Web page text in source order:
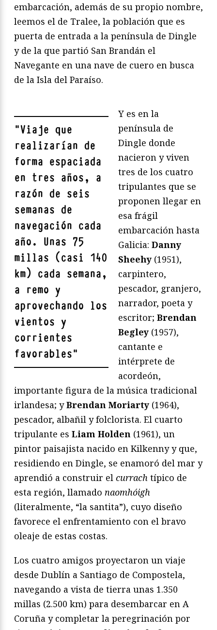
embarcación, además de su propio nombre,
leemos el de Tralee, la población que es
puerta de entrada a la península de Dingle
y de la que partió San Brandán el
Navegante en una nave de cuero en busca
de la Isla del Paraíso.
"Viaje que
realizarían de
forma espaciada
en tres años, a
razón de seis
semanas de
navegación cada
año. Unas 75
millas (casi 140
km) cada semana,
a remo y
aprovechando los
vientos y
corrientes
favorables"
Y es en la
península de
Dingle donde
nacieron y viven
tres de los cuatro
tripulantes que se
proponen llegar en
esa frágil
embarcación hasta
Galicia: Danny
Sheehy (1951),
carpintero,
pescador, granjero,
narrador, poeta y
escritor; Brendan
Begley (1957),
cantante e
intérprete de
acordeón,
importante figura de la música tradicional
irlandesa; yBrendan Moriarty (1964),
pescador, albañil y folclorista. El cuarto
tripulante es Liam Holden (1961), un
pintor paisajista nacido en Kilkenny y que,
residiendo en Dingle, se enamoró del mar y
aprendió a construir el currach típico de
esta región, llamado naomhóigh
(literalmente, “la santita”), cuyo diseño
favorece el enfrentamiento con el bravo
oleaje de estas costas.
Los cuatro amigos proyectaron un viaje
desde Dublín a Santiago de Compostela,
navegando a vista de tierra unas 1.350
millas (2.500 km) para desembarcar en A
Coruña y completar la peregrinación por